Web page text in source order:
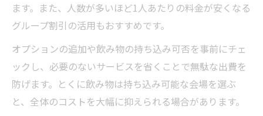
ます。また、人数が多いほど1人あたりの料金が安くなる
グループ割引の活用もおすすめです。
オプションの追加や飲み物の持ち込み可否を事前にチェ
ックし、必要のないサービスを省くことで無駄な出費を
防げます。とくに飲み物は持ち込み可能な会場を選ぶ
と、全体のコストを大幅に抑えられる場合があります。